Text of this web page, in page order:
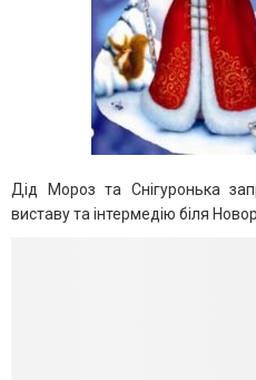
Дід Мороз та Снігуронька
виставу та інтермедію біля